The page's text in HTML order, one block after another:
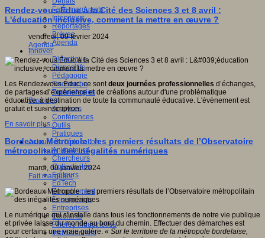
Faits marquants
Interviews
Reportages
Brèves
Agenda
Innover
Didactique
Dispositifs
Pédagogie
Recherche
Technologies
Savoir(s)
Analyses
Conférences
Outils
Pratiques
Acteurs de l'éducation
Animateurs
Chercheurs
Collectivités
Editeurs
EdTech
Encadrement
Enseignants
Entreprises
Etudiants
Filières industrielles
Institutionnels
Rendez-vous Éduc à la Cité des Sciences 3 et 8 avril :
L'éducation inclusive, comment la mettre en œuvre ?
vendredi, 09 février 2024
Agenda
Les Rendez-vous Éduc, ce sontdeux journées professionnelles d’échanges,
de partages d’expérience et de créations autour d'une problématique
éducative, à destination de toute la communauté éducative. L'évènement est
gratuit et sur inscription.
En savoir plus...
Bordeaux Métropole : les premiers résultats de l’Observatoire
métropolitain des inégalités numériques
mardi, 09 janvier 2024
Fait marquant
Le numérique qui s'installe dans tous les fonctionnements de notre vie publique
et privée laisse du monde au bord du chemin. Effectuer des démarches est
pour certains une vraie galère. « Sur le territoire de la métropole bordelaise,